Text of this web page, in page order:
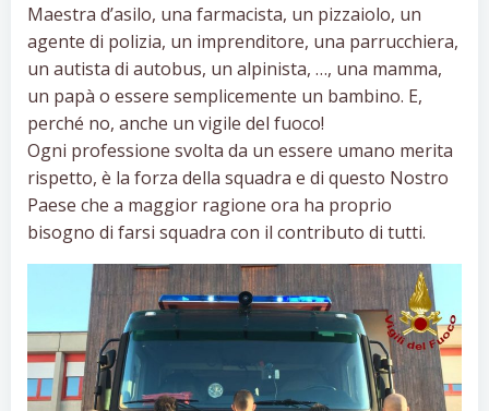
Maestra d’asilo, una farmacista, un pizzaiolo, un
agente di polizia, un imprenditore, una parrucchiera,
un autista di autobus, un alpinista, …, una mamma,
un papà o essere semplicemente un bambino. E,
perché no, anche un vigile del fuoco!
Ogni professione svolta da un essere umano merita
rispetto, è la forza della squadra e di questo Nostro
Paese che a maggior ragione ora ha proprio
bisogno di farsi squadra con il contributo di tutti.